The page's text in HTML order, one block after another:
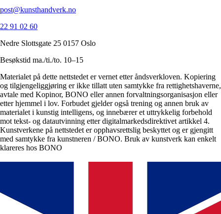
post@kunsthandverk.no
22 91 02 60
Nedre Slottsgate 25 0157 Oslo
Besøkstid ma./ti./to. 10–15
Materialet på dette nettstedet er vernet etter åndsverkloven. Kopiering
og tilgjengeliggjøring er ikke tillatt uten samtykke fra rettighetshaverne,
avtale med Kopinor, BONO eller annen forvaltningsorganisasjon eller
etter hjemmel i lov. Forbudet gjelder også trening og annen bruk av
materialet i kunstig intelligens, og innebærer et uttrykkelig forbehold
mot tekst- og datautvinning etter digitalmarkedsdirektivet artikkel 4.
Kunstverkene på nettstedet er opphavsrettslig beskyttet og er gjengitt
med samtykke fra kunstneren / BONO. Bruk av kunstverk kan enkelt
klareres hos BONO